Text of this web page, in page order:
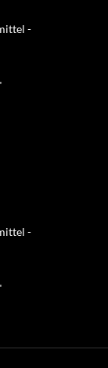
-
-